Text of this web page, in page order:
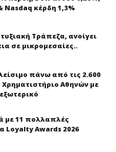
Nasdaq κέρδη 1,3%
Τράπεζα, ανοίγει
σε μικρομεσαίες..
πάνω από τις 2.600
Χρηματιστήριο Αθηνών με
με 11 πολλαπλές
Loyalty Awards 2026